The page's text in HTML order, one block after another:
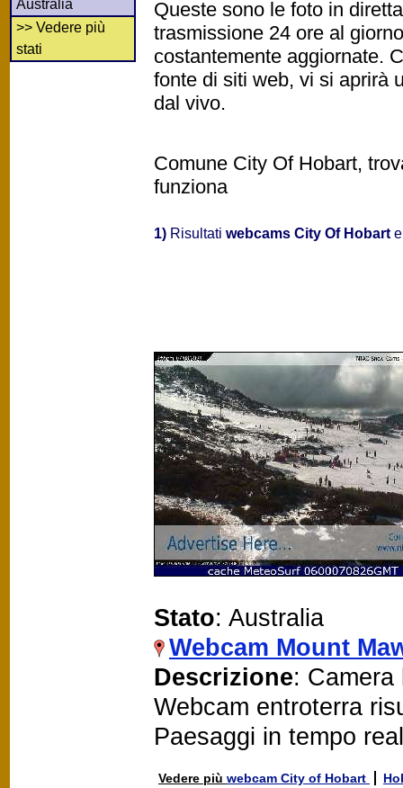
Australia
>> Vedere più
stati
Queste sono le foto in
trasmissione 24 ore al
costantemente aggiornate.
fonte di siti web, vi si aprirà
dal vivo.
Comune City Of Hobart,
funziona
1) Risultati webcams City Of Hobart
Stato: Australia
Webcam Mount
Descrizione:
Webcam entroterra
Paesaggi in tempo
Vedere più webcam City of Hobart